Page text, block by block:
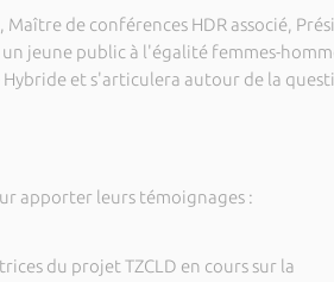
de conférences HDR associé,
jeune public à l'égalité femmes-
et s'articulera autour de la
apporter leurs témoignages :
du projet TZCLD en cours sur la